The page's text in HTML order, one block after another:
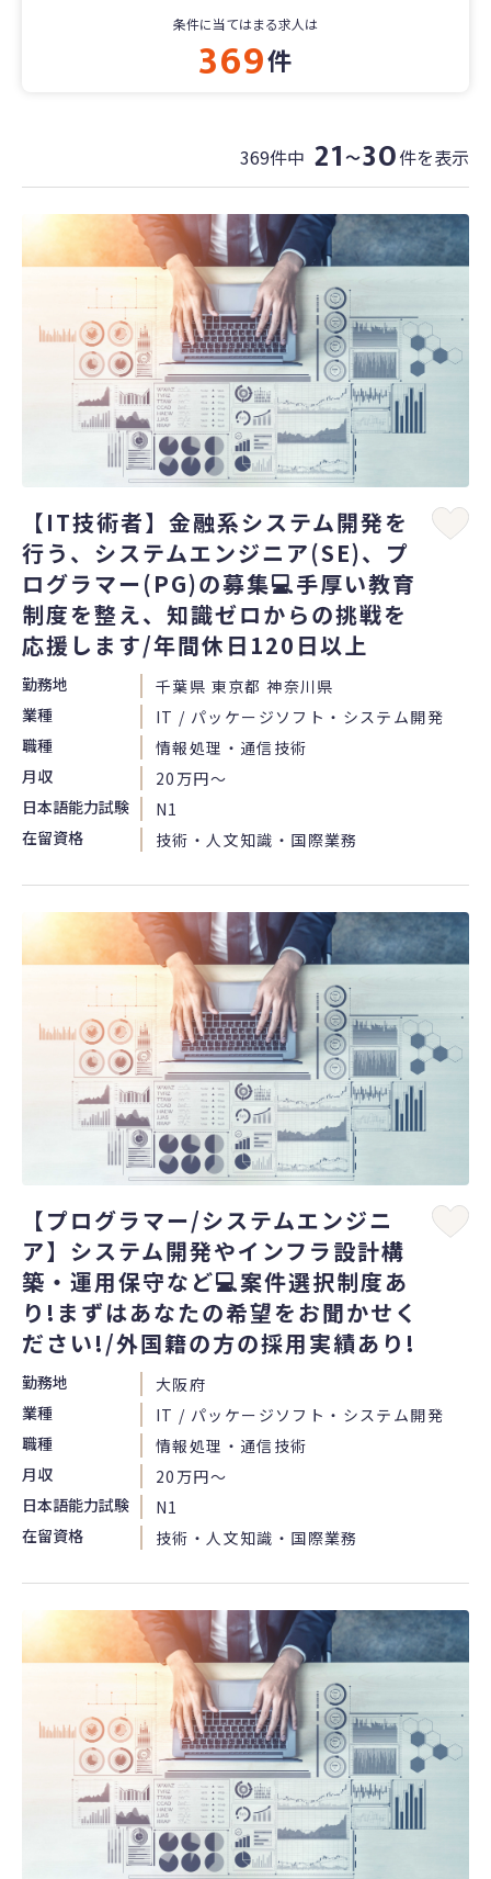
条件に当てはまる求人は
369件
369件中 21 〜30件を表示
【IT技術者】金融系システム開発を
行う、システムエンジニア(SE)、プ
ログラマー(PG)の募集💻手厚い教育
制度を整え、知識ゼロからの挑戦を
応援します/年間休日120日以上
勤務地
千葉県 東京都 神奈川県
業種
IT / パッケージソフト・システム開発
職種
情報処理・通信技術
月収
20万円〜
日本語能力試験
N1
在留資格
技術・人文知識・国際業務
【プログラマー/システムエンジニ
ア】システム開発やインフラ設計構
築・運用保守など💻案件選択制度あ
り!まずはあなたの希望をお聞かせく
ださい!/外国籍の方の採用実績あり!
勤務地
大阪府
業種
IT / パッケージソフト・システム開発
職種
情報処理・通信技術
月収
20万円〜
日本語能力試験
N1
在留資格
技術・人文知識・国際業務